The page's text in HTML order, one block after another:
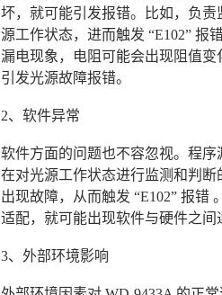
坏，就可能引发报错。比如，负
源工作状态，进而触发 “E102” 报
漏电现象，电阻可能会出现阻值
引发光源故障报错。
2、软件异常
软件方面的问题也不容忽视。程
在对光源工作状态进行监测和判
出现故障，从而触发 “E102” 报
适配，就可能出现软件与硬件之间
3、外部环境影响